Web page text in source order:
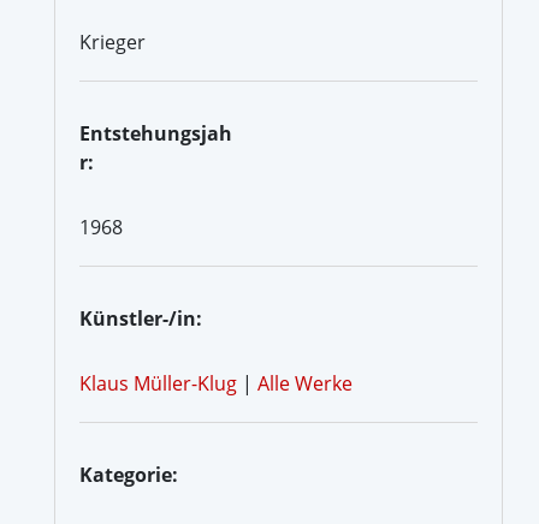
Krieger
Entstehungsjah
r:
1968
Künstler-/in:
Klaus Müller-Klug | Alle Werke
Kategorie: